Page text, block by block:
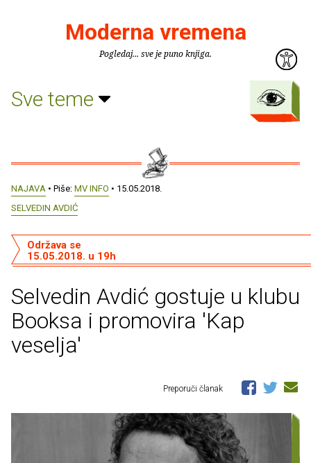
Moderna vremena
Pogledaj... sve je puno knjiga.
Sve teme
NAJAVA • Piše: MV INFO • 15.05.2018.
SELVEDIN AVDIĆ
Selvedin Avdić gostuje u klubu
Booksa i promovira 'Kap
veselja'
Održava se
15.05.2018. u 19h
Preporuči članak